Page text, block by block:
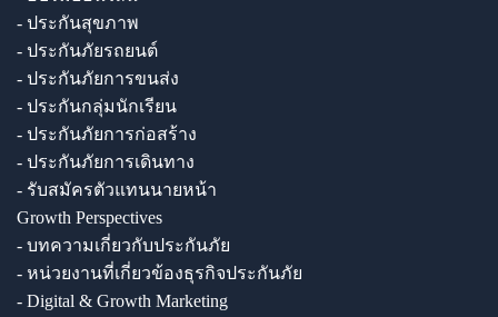
- ประกันสุขภาพ
- ประกันภัยรถยนต์
- ประกันภัยการขนส่ง
- ประกันกลุ่มนักเรียน
- ประกันภัยการก่อสร้าง
- ประกันภัยการเดินทาง
- รับสมัครตัวแทนนายหน้า
Growth Perspectives
- บทความเกี่ยวกับประกันภัย
- หน่วยงานที่เกี่ยวข้องธุรกิจประกันภัย
- Digital & Growth Marketing